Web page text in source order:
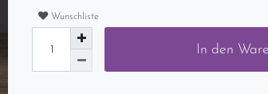
Wunschliste
In den